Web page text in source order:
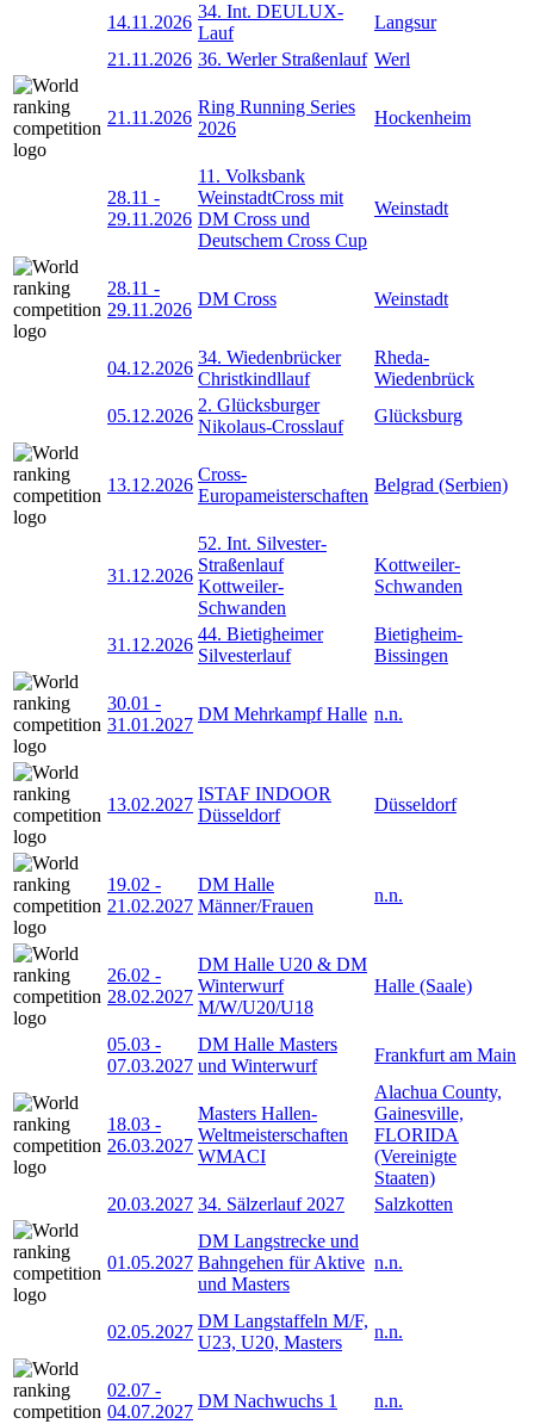
14.11.2026
34. Int. DEULUX-
Lauf
Langsur
21.11.2026 36. Werler Straßenlauf Werl
21.11.2026
Ring Running Series
2026
Hockenheim
28.11 -
29.11.2026
11. Volksbank
WeinstadtCross mit
DM Cross und
Deutschem Cross Cup
Weinstadt
28.11 -
29.11.2026
DM Cross Weinstadt
04.12.2026
34. Wiedenbrücker
Christkindllauf
Rheda-
Wiedenbrück
05.12.2026
2. Glücksburger
Nikolaus-Crosslauf
Glücksburg
13.12.2026
Cross-
Europameisterschaften
Belgrad (Serbien)
31.12.2026
52. Int. Silvester-
Straßenlauf
Kottweiler-
Schwanden
Kottweiler-
Schwanden
31.12.2026
44. Bietigheimer
Silvesterlauf
Bietigheim-
Bissingen
30.01 -
31.01.2027
DM Mehrkampf Halle n.n.
13.02.2027
ISTAF INDOOR
Düsseldorf
Düsseldorf
19.02 -
21.02.2027
DM Halle
Männer/Frauen
n.n.
26.02 -
28.02.2027
DM Halle U20 & DM
Winterwurf
M/W/U20/U18
Halle (Saale)
05.03 -
07.03.2027
DM Halle Masters
und Winterwurf
Frankfurt am Main
18.03 -
26.03.2027
Masters Hallen-
Weltmeisterschaften
WMACI
Alachua County,
Gainesville,
FLORIDA
(Vereinigte
Staaten)
20.03.2027 34. Sälzerlauf 2027 Salzkotten
01.05.2027
DM Langstrecke und
Bahngehen für Aktive
und Masters
n.n.
02.05.2027
DM Langstaffeln M/F,
U23, U20, Masters
n.n.
02.07 -
04.07.2027
DM Nachwuchs 1 n.n.